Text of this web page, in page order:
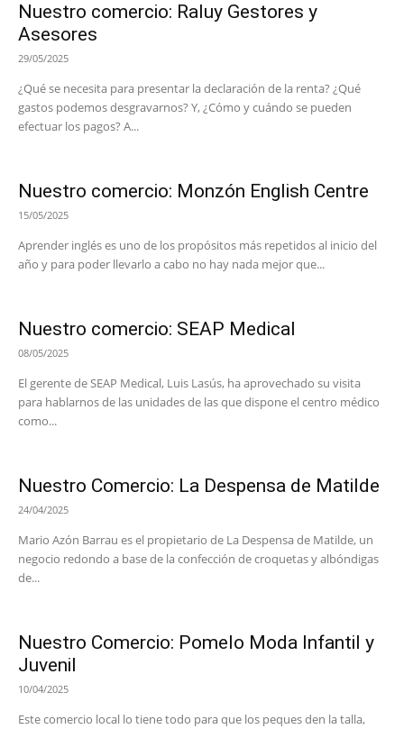
Nuestro comercio: Raluy Gestores y
Asesores
29/05/2025
¿Qué se necesita para presentar la declaración de la renta? ¿Qué
gastos podemos desgravarnos? Y, ¿Cómo y cuándo se pueden
efectuar los pagos? A...
Nuestro comercio: Monzón English Centre
15/05/2025
Aprender inglés es uno de los propósitos más repetidos al inicio del
año y para poder llevarlo a cabo no hay nada mejor que...
Nuestro comercio: SEAP Medical
08/05/2025
El gerente de SEAP Medical, Luis Lasús, ha aprovechado su visita
para hablarnos de las unidades de las que dispone el centro médico
como...
Nuestro Comercio: La Despensa de Matilde
24/04/2025
Mario Azón Barrau es el propietario de La Despensa de Matilde, un
negocio redondo a base de la confección de croquetas y albóndigas
de...
Nuestro Comercio: Pomelo Moda Infantil y
Juvenil
10/04/2025
Este comercio local lo tiene todo para que los peques den la talla,